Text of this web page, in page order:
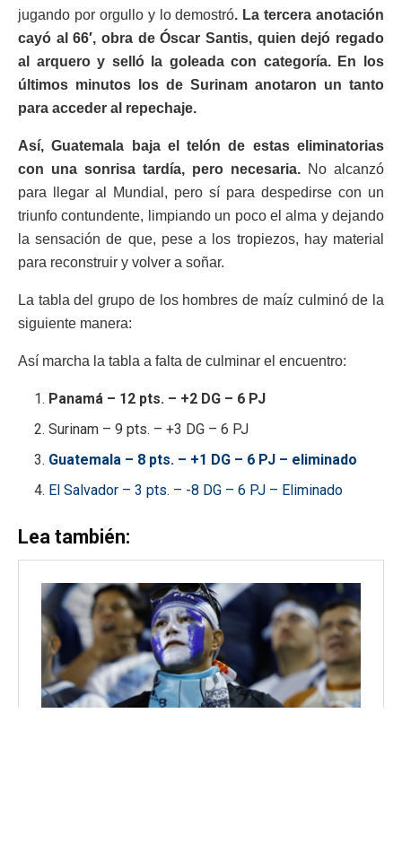
jugando por orgullo y lo demostró. La tercera anotación
cayó al 66′, obra de Óscar Santis, quien dejó regado
al arquero y selló la goleada con categoría. En los
últimos minutos los de Surinam anotaron un tanto
para acceder al repechaje.
Así, Guatemala baja el telón de estas eliminatorias
con una sonrisa tardía, pero necesaria. No alcanzó
para llegar al Mundial, pero sí para despedirse con un
triunfo contundente, limpiando un poco el alma y dejando
la sensación de que, pese a los tropiezos, hay material
para reconstruir y volver a soñar.
La tabla del grupo de los hombres de maíz culminó de la
siguiente manera:
Así marcha la tabla a falta de culminar el encuentro:
Panamá – 12 pts. – +2 DG – 6 PJ
Surinam – 9 pts. – +3 DG – 6 PJ
Guatemala – 8 pts. – +1 DG – 6 PJ – eliminado
El Salvador – 3 pts. – -8 DG – 6 PJ – Eliminado
Lea también: